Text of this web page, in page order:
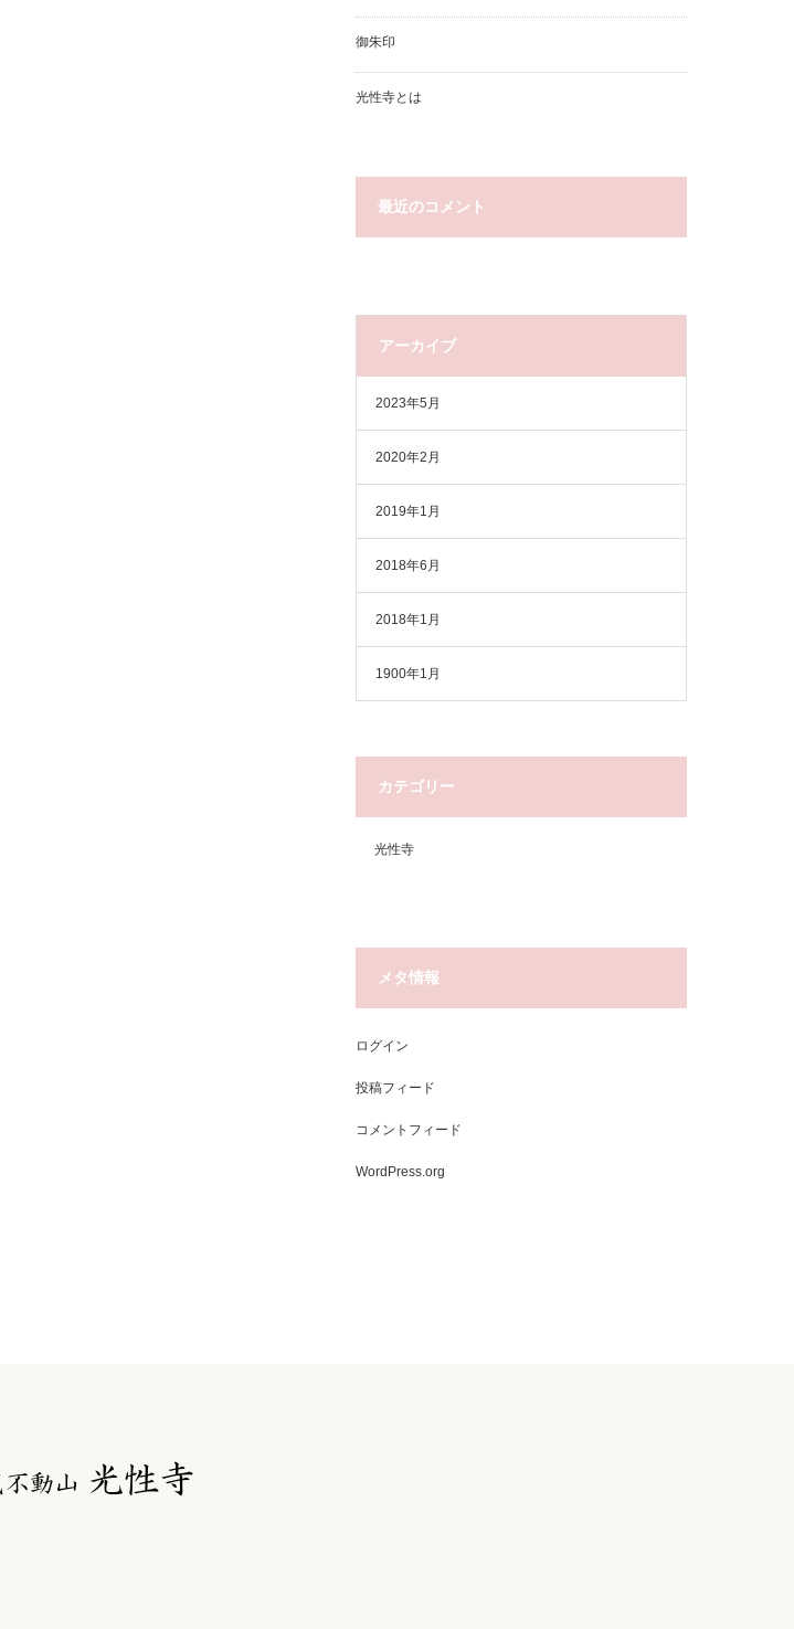
御朱印
光性寺とは
最近のコメント
アーカイブ
2023年5月
2020年2月
2019年1月
2018年6月
2018年1月
1900年1月
カテゴリー
光性寺
メタ情報
ログイン
投稿フィード
コメントフィード
WordPress.org